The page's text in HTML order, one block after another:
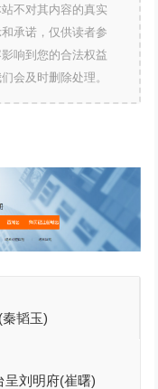
不对其内容的真实
承诺，仅供读者参
响到您的合法权益
会及时删除处理。
秦韬玉)
呈刘明府(崔曙)